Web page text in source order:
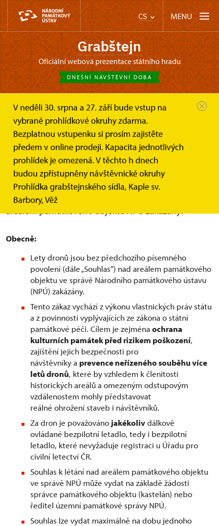
CS MENU
Grabštejn
oficiální webová prezentace státního hradu
DNEŠNÍ NÁVŠTĚVNÍ DOBA
V neděli 30. srpna a 27. září bude vstup na
vybrané prohlídkové okruhy zdarma.
Bezplatnou vstupenku si prosím zajistěte
předem v online prodeji. Kapacita jednotlivých
prohlídek je omezená. V těchto h dnech
budou zpřístupněny návštěvnické okruhy
Prohlídka grabštejnského sídla, Kaple sv.
Barbory, Věž
Grabštejn Informace pro návštěvníky Drony
Pravidla pro provozování dronů
nad areálem památkového
objektu ve správě NPÚ
Lety dronů bez předchozího povolení jsou nad
areálem památkového objektu NPÚ zakázány!
Obecně:
Lety dronů jsou bez předchozího písemného
povolení (dále „Souhlas“) nad areálem památkového
objektu ve správě Národního památkového ústavu
(NPÚ) zakázány.
Tento zákaz vychází z výkonu vlastnických práv státu
a z povinností vyplývajících ze zákona o státní
památkové péči. Cílem je zejména ochrana
kulturních památek před rizikem poškození,
zajištění jejich bezpečnosti pro
návštěvníky a prevence neřízeného souběhu více
letů dronů, které by vzhledem k členitosti
historických areálů a omezeným odstupovým
vzdálenostem mohly představovat
reálné ohrožení staveb i návštěvníků.
Za dron je považováno jakékolivdálkově
ovládané bezpilotní letadlo, tedy i bezpilotní
letadlo, které nevyžaduje registraci u Úřadu pro
civilní letectví ČR.
Souhlas k létání nad areálem památkového objektu
ve správě NPÚ může vydat na základě žádosti
správce památkového objektu (kastelán) nebo
ředitel územní památkové správy NPÚ.
Souhlas lze vydat maximálně na dobu jednoho